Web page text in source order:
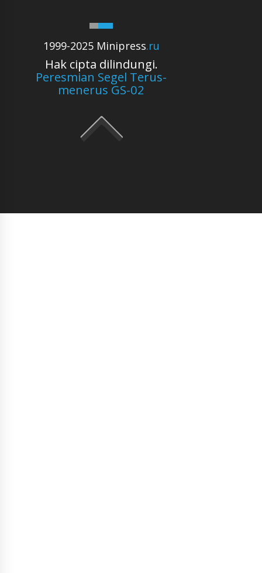
1999-2025 Minipress.ru
Hak cipta dilindungi.
Peresmian Segel Terus-
menerus GS-02